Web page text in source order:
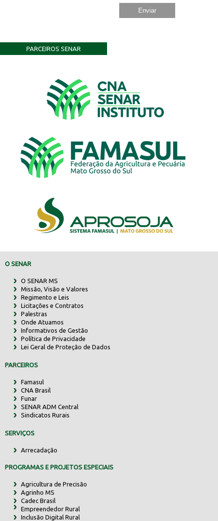
PARCEIROS SENAR
O SENAR
O SENAR MS
Missão, Visão e Valores
Regimento e Leis
Licitações e Contratos
Palestras
Onde Atuamos
Informativos de Gestão
Política de Privacidade
Lei Geral de Proteção de Dados
PARCEIROS
Famasul
CNA Brasil
Funar
SENAR ADM Central
Sindicatos Rurais
SERVIÇOS
Arrecadação
PROGRAMAS E PROJETOS ESPECIAIS
Agricultura de Precisão
Agrinho MS
Cadec Brasil
Empreendedor Rural
Inclusão Digital Rural